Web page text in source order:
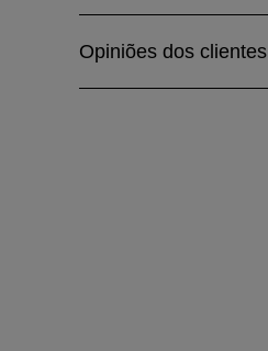
Opiniões dos clientes